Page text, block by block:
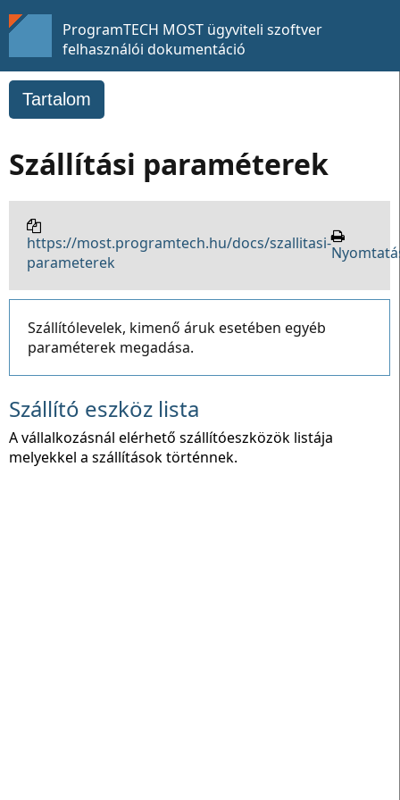
ProgramTECH MOST ügyviteli szoftver
felhasználói dokumentáció
Tartalom
Szállítási paraméterek
https://most.programtech.hu/docs/szallitasi-
parameterek
Szállítólevelek, kimenő áruk esetében egyéb
paraméterek megadása.
Szállító eszköz lista
A vállalkozásnál elérhető szállítóeszközök listája
melyekkel a szállítások történnek.